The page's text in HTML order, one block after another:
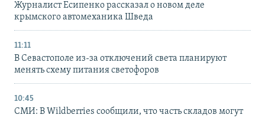
Журналист Есипенко рассказал о новом деле
крымского автомеханика Шведа
11:11
В Севастополе из-за отключений света планируют
менять схему питания светофоров
10:45
СМИ: В Wildberries сообщили, что часть складов могут